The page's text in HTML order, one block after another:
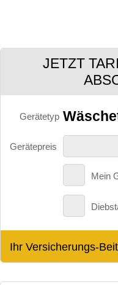
JETZT
Gerätetyp
Gerätepreis
Mein
Ihr Versicherungs-